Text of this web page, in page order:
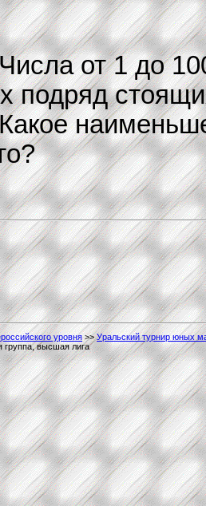
от 1 до
подряд
уровня>>Уральский турнир юных
высшая лига